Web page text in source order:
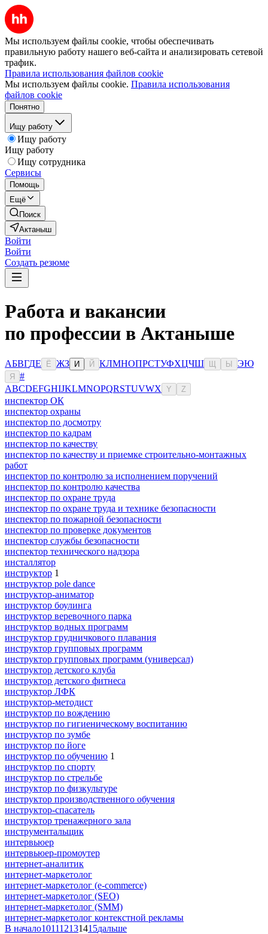
Мы используем файлы cookie, чтобы обеспечивать
правильную работу нашего веб-сайта и анализировать сетевой
трафик.
Правила использования файлов cookie
Мы используем файлы cookie. Правила использования
файлов cookie
Понятно
Ищу работу
Ищу работу
Ищу работу
Ищу сотрудника
Сервисы
Помощь
Ещё
Поиск
Актаныш
Войти
Войти
Создать резюме
Работа и вакансии
по профессии в Актаныше
АБВГДЕ Ё ЖЗ И Й КЛМНОПРСТУФХЦЧШ Ы ЭЮ
Я
#
ABCDEFGHIJKLMNOPQRSTUVWX Y Z
инспектор ОК
инспектор охраны
инспектор по досмотру
инспектор по кадрам
инспектор по качеству
инспектор по качеству и приемке строительно-монтажных
работ
инспектор по контролю за исполнением поручений
инспектор по контролю качества
инспектор по охране труда
инспектор по охране труда и технике безопасности
инспектор по пожарной безопасности
инспектор по проверке документов
инспектор службы безопасности
инспектор технического надзора
инсталлятор
инструктор 1
инструктор pole dance
инструктор-аниматор
инструктор боулинга
инструктор веревочного парка
инструктор водных программ
инструктор грудничкового плавания
инструктор групповых программ
инструктор групповых программ (универсал)
инструктор детского клуба
инструктор детского фитнеса
инструктор ЛФК
инструктор-методист
инструктор по вождению
инструктор по гигиеническому воспитанию
инструктор по зумбе
инструктор по йоге
инструктор по обучению 1
инструктор по спорту
инструктор по стрельбе
инструктор по физкультуре
инструктор производственного обучения
инструктор-спасатель
инструктор тренажерного зала
инструментальщик
интервьюер
интервьюер-промоутер
интернет-аналитик
интернет-маркетолог
интернет-маркетолог (e-commerce)
интернет-маркетолог (SEO)
интернет-маркетолог (SMM)
интернет-маркетолог контекстной рекламы
В начало101112131415дальше